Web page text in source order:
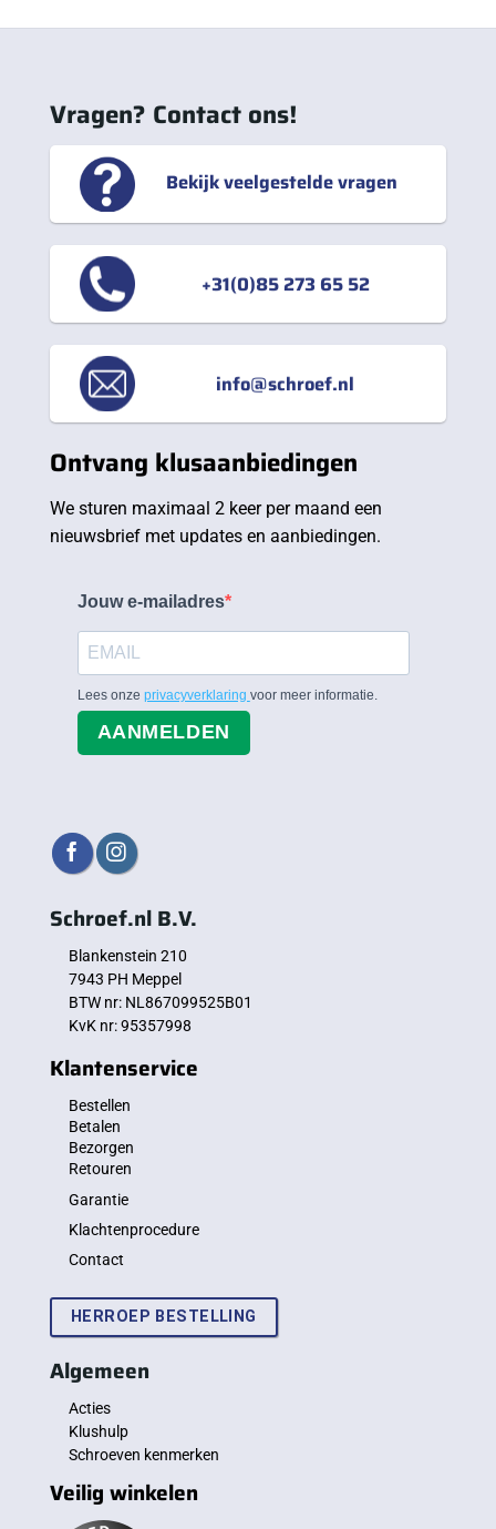
Vragen? Contact ons!
Bekijk veelgestelde vragen
+31(0)85 273 65 52
info@schroef.nl
Ontvang klusaanbiedingen
We sturen maximaal 2 keer per maand een
nieuwsbrief met updates en aanbiedingen.
Jouw e-mailadres
Lees onze privacyverklaring voor meer informatie.
AANMELDEN
Schroef.nl B.V.
Blankenstein 210
7943 PH Meppel
BTW nr: NL867099525B01
KvK nr: 95357998
Klantenservice
Bestellen
Betalen
Bezorgen
Retouren
Garantie
Klachtenprocedure
Contact
HERROEP BESTELLING
Algemeen
Acties
Klushulp
Schroeven kenmerken
Veilig winkelen